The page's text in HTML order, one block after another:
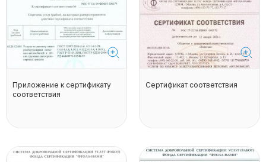
Приложение к сертификату
соответствия
Сертификат соответствия